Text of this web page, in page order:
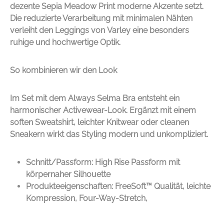
dezente Sepia Meadow Print moderne Akzente setzt.
Die reduzierte Verarbeitung mit minimalen Nähten
verleiht den Leggings von Varley eine besonders
ruhige und hochwertige Optik.
So kombinieren wir den Look
Im Set mit dem Always Selma Bra entsteht ein
harmonischer Activewear-Look. Ergänzt mit einem
soften Sweatshirt, leichter Knitwear oder cleanen
Sneakern wirkt das Styling modern und unkompliziert.
Schnitt/Passform: High Rise Passform mit
körpernaher Silhouette
Produkteeigenschaften: FreeSoft™ Qualität, leichte
Kompression, Four-Way-Stretch,